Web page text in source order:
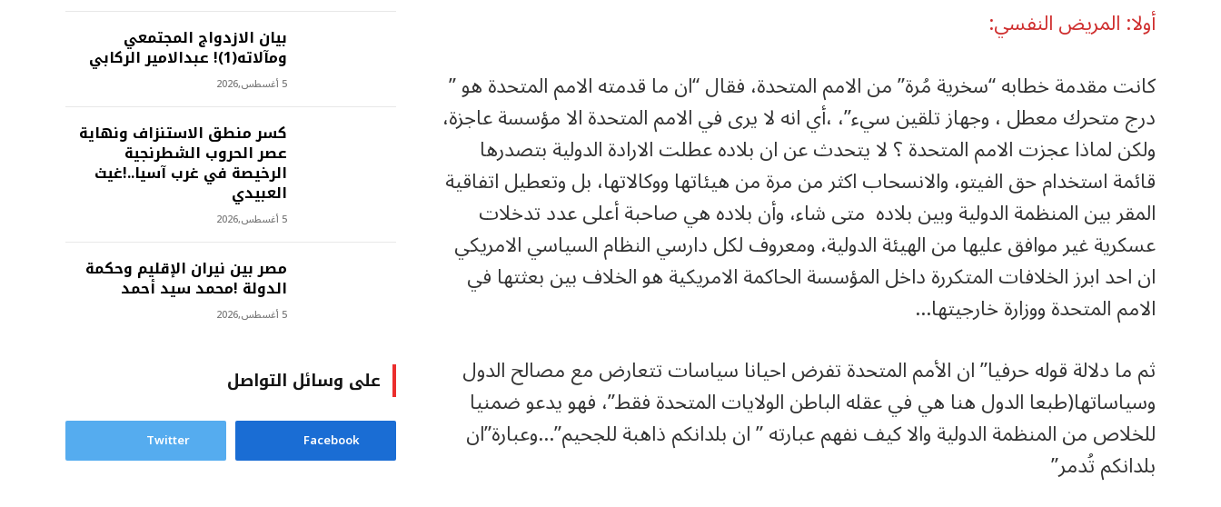
أولا: المريض النفسي:
كانت مقدمة خطابه “سخرية مُرة” من الامم المتحدة، فقال “ان ما قدمته الامم المتحدة هو ”
درج متحرك معطل ، وجهاز تلقين سيء”، ،أي انه لا يرى في الامم المتحدة الا مؤسسة عاجزة،
ولكن لماذا عجزت الامم المتحدة ؟ لا يتحدث عن ان بلاده عطلت الارادة الدولية بتصدرها
قائمة استخدام حق الفيتو، والانسحاب اكثر من مرة من هيئاتها ووكالاتها، بل وتعطيل اتفاقية
المقر بين المنظمة الدولية وبين بلاده متى شاء، وأن بلاده هي صاحبة أعلى عدد تدخلات
عسكرية غير موافق عليها من الهيئة الدولية، ومعروف لكل دارسي النظام السياسي الامريكي
ان احد ابرز الخلافات المتكررة داخل المؤسسة الحاكمة الامريكية هو الخلاف بين بعثتها في
الامم المتحدة ووزارة خارجيتها…
ثم ما دلالة قوله حرفيا” ان الأمم المتحدة تفرض احيانا سياسات تتعارض مع مصالح الدول
وسياساتها(طبعا الدول هنا هي في عقله الباطن الولايات المتحدة فقط”، فهو يدعو ضمنيا
للخلاص من المنظمة الدولية والا كيف نفهم عبارته ” ان بلدانكم ذاهبة للجحيم”…وعبارة”ان
بلدانكم تُدمر”
بيان الازدواج المجتمعي
ومآلاته(1)! عبدالامير الركابي
5 أغسطس,2026
كسر منطق الاستنزاف ونهاية
عصر الحروب الشطرنجية
الرخيصة في غرب آسيا..!غيث
العبيدي
5 أغسطس,2026
مصر بين نيران الإقليم وحكمة
الدولة !محمد سيد أحمد
5 أغسطس,2026
على وسائل التواصل
Facebook
Twitter